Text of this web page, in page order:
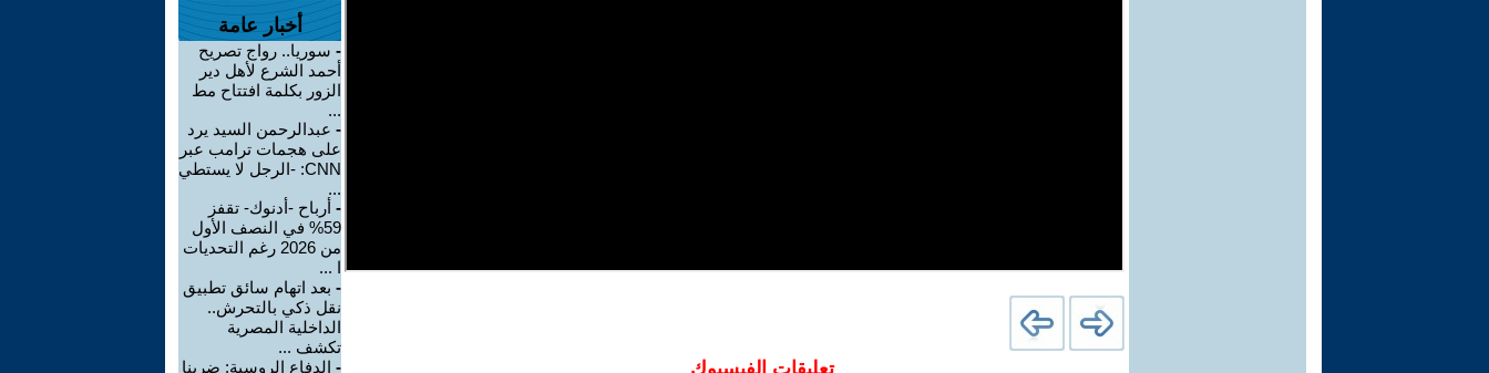
تعليقات الفيسبوك
أخبار عامة
- سوريا.. رواج تصريح
أحمد الشرع لأهل دير
الزور بكلمة افتتاح مط
...
- عبدالرحمن السيد يرد
على هجمات ترامب عبر
CNN: -الرجل لا يستطي
...
- أرباح -أدنوك- تقفز
59% في النصف الأول
من 2026 رغم التحديات
ا ...
- بعد اتهام سائق تطبيق
نقل ذكي بالتحرش..
الداخلية المصرية
تكشف ...
- الدفاع الروسية: ضربنا